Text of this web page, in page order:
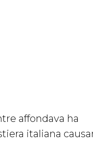
affondava ha
italiana